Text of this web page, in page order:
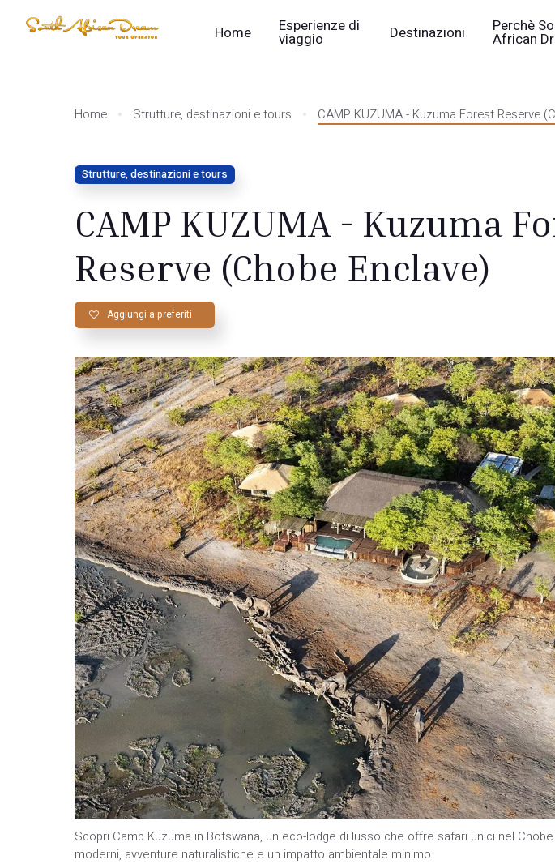
Home Esperienze di
viaggio Destinazioni Perchè
African
Home Strutture, destinazioni e tours CAMP KUZUMA - Kuzuma Forest Reserve
Strutture, destinazioni e tours
CAMP KUZUMA - Kuzuma
Reserve (Chobe Enclave)
Aggiungi a preferiti
Scopri Camp Kuzuma in Botswana, un eco-lodge di lusso che offre safari unici nel
moderni, avventure naturalistiche e un impatto ambientale minimo.